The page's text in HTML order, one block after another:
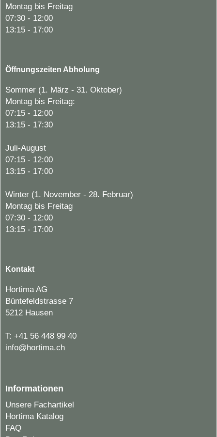
Montag bis Freitag
07:30 - 12:00
13:15 - 17:00
Öffnungszeiten Abholung
Sommer (1. März - 31. Oktober)
Montag bis Freitag:
07:15 - 12:00
13:15 - 17:30
Juli-August
07:15 - 12:00
13:15 - 17:00
Winter (1. November - 28. Februar)
Montag bis Freitag
07:30 - 12:00
13:15 - 17:00
Kontakt
Hortima AG
Büntefeldstrasse 7
5212 Hausen
T: +41 56 448 99 40
info@hortima.ch
Informationen
Unsere Fachartikel
Hortima Katalog
FAQ